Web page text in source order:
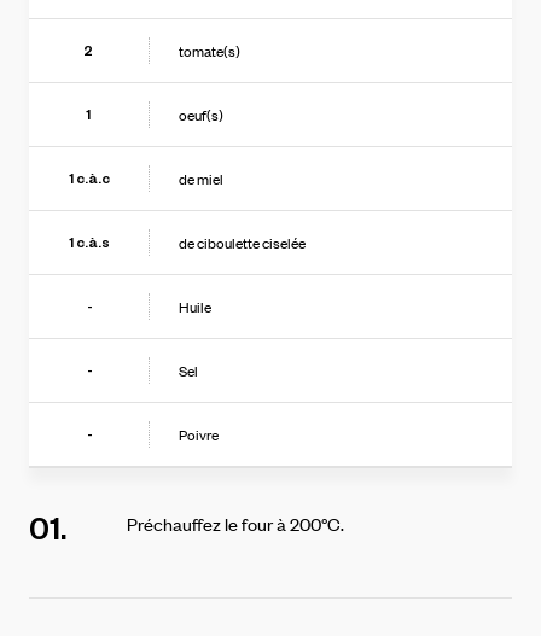
2 tomate(s)
1 oeuf(s)
1 c.à.c de miel
1 c.à.s de ciboulette ciselée
- Huile
- Sel
- Poivre
01. Préchauffez le four à 200°C.